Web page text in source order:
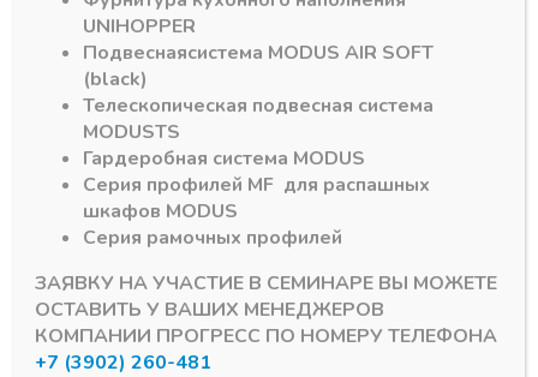
Подпишитесь на рассылку акций
#MODUS 6 #Система DTC
#Алюминиевый Профиль 2 #серии MF
UNIHOPPER
Подвеснаясистема MODUS AIR SOFT
(black)
Телескопическая подвесная система
MODUSTS
Гардеробная система MODUS
Серия профилей MF для распашных
шкафов MODUS
Серия рамочных профилей
ЗАЯВКУ НА УЧАСТИЕ В СЕМИНАРЕ ВЫ МОЖЕТЕ
ОСТАВИТЬ У ВАШИХ МЕНЕДЖЕРОВ
КОМПАНИИ ПРОГРЕСС ПО НОМЕРУ ТЕЛЕФОНА
+7 (3902) 260-481